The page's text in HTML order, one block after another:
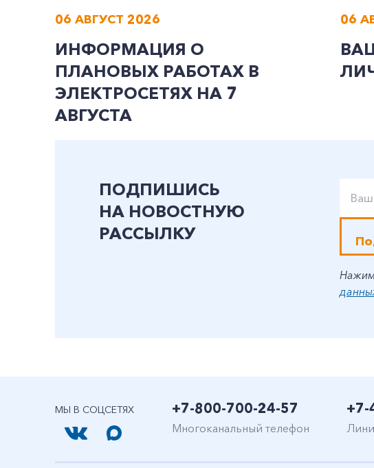
06 АВГУСТ 2026
ИНФОРМАЦИЯ О
ПЛАНОВЫХ РАБОТАХ В
ЭЛЕКТРОСЕТЯХ НА 7
АВГУСТА
06
ПОДПИШИСЬ
НА НОВОСТНУЮ
РАССЫЛКУ
МЫ В СОЦСЕТЯХ +7-800-700-24-57
Многоканальный телефон
+7-